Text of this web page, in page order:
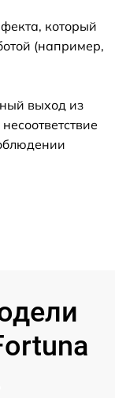
который
(например,
выход из